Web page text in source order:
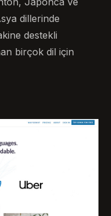
dillerinde
destekli
birçok dil için